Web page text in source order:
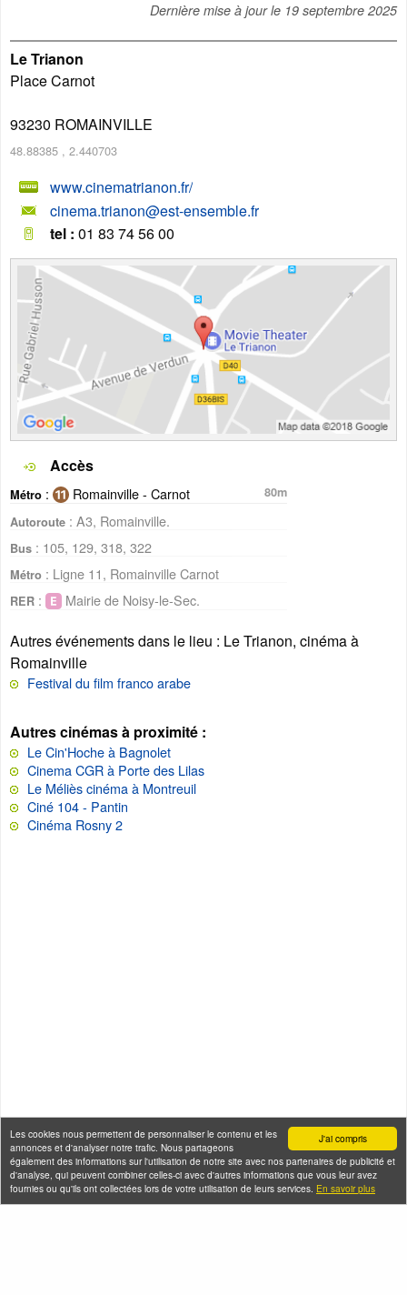
J'ai compris
Les cookies nous permettent de personnaliser le contenu et les
annonces et d'analyser notre trafic. Nous partageons
également des informations sur l'utilisation de notre site avec nos partenaires de publicité et
d'analyse, qui peuvent combiner celles-ci avec d'autres informations que vous leur avez
fournies ou qu'ils ont collectées lors de votre utilisation de leurs services. En savoir plus
Dernière mise à jour le 19 septembre 2025
Le Trianon
Place Carnot
93230 ROMAINVILLE
48.88385 , 2.440703
www.cinematrianon.fr/
cinema.trianon@est-ensemble.fr
tel : 01 83 74 56 00
Accès
Métro : Romainville - Carnot
80m
Autoroute : A3, Romainville.
Bus : 105, 129, 318, 322
Métro : Ligne 11, Romainville Carnot
RER : Mairie de Noisy-le-Sec.
Autres événements dans le lieu : Le Trianon, cinéma à
Romainville
Festival du film franco arabe
Autres cinémas à proximité :
Le Cin'Hoche à Bagnolet
Cinema CGR à Porte des Lilas
Le Méliès cinéma à Montreuil
Ciné 104 - Pantin
Cinéma Rosny 2